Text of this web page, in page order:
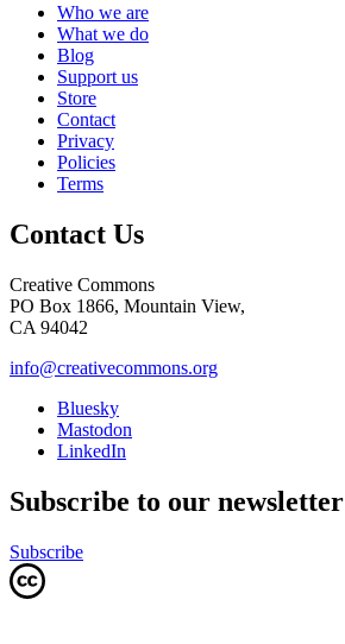
Who we are
What we do
Blog
Support us
Store
Contact
Privacy
Policies
Terms
Contact Us
Creative Commons
PO Box 1866, Mountain View,
CA 94042
info@creativecommons.org
Bluesky
Mastodon
LinkedIn
Subscribe to our newsletter
Subscribe